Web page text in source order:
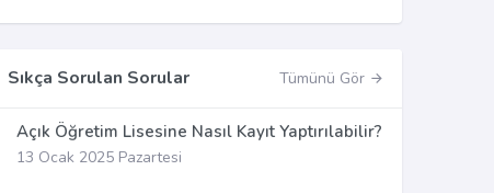
Sıkça Sorulan Sorular Tümünü Gör
Açık Öğretim Lisesine Nasıl Kayıt Yaptırılabilir?
13 Ocak 2025 Pazartesi